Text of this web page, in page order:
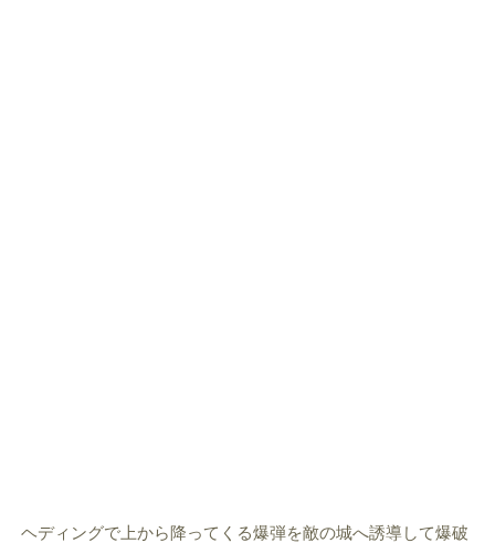
ヘディングで上から降ってくる爆弾を敵の城へ誘導して爆破